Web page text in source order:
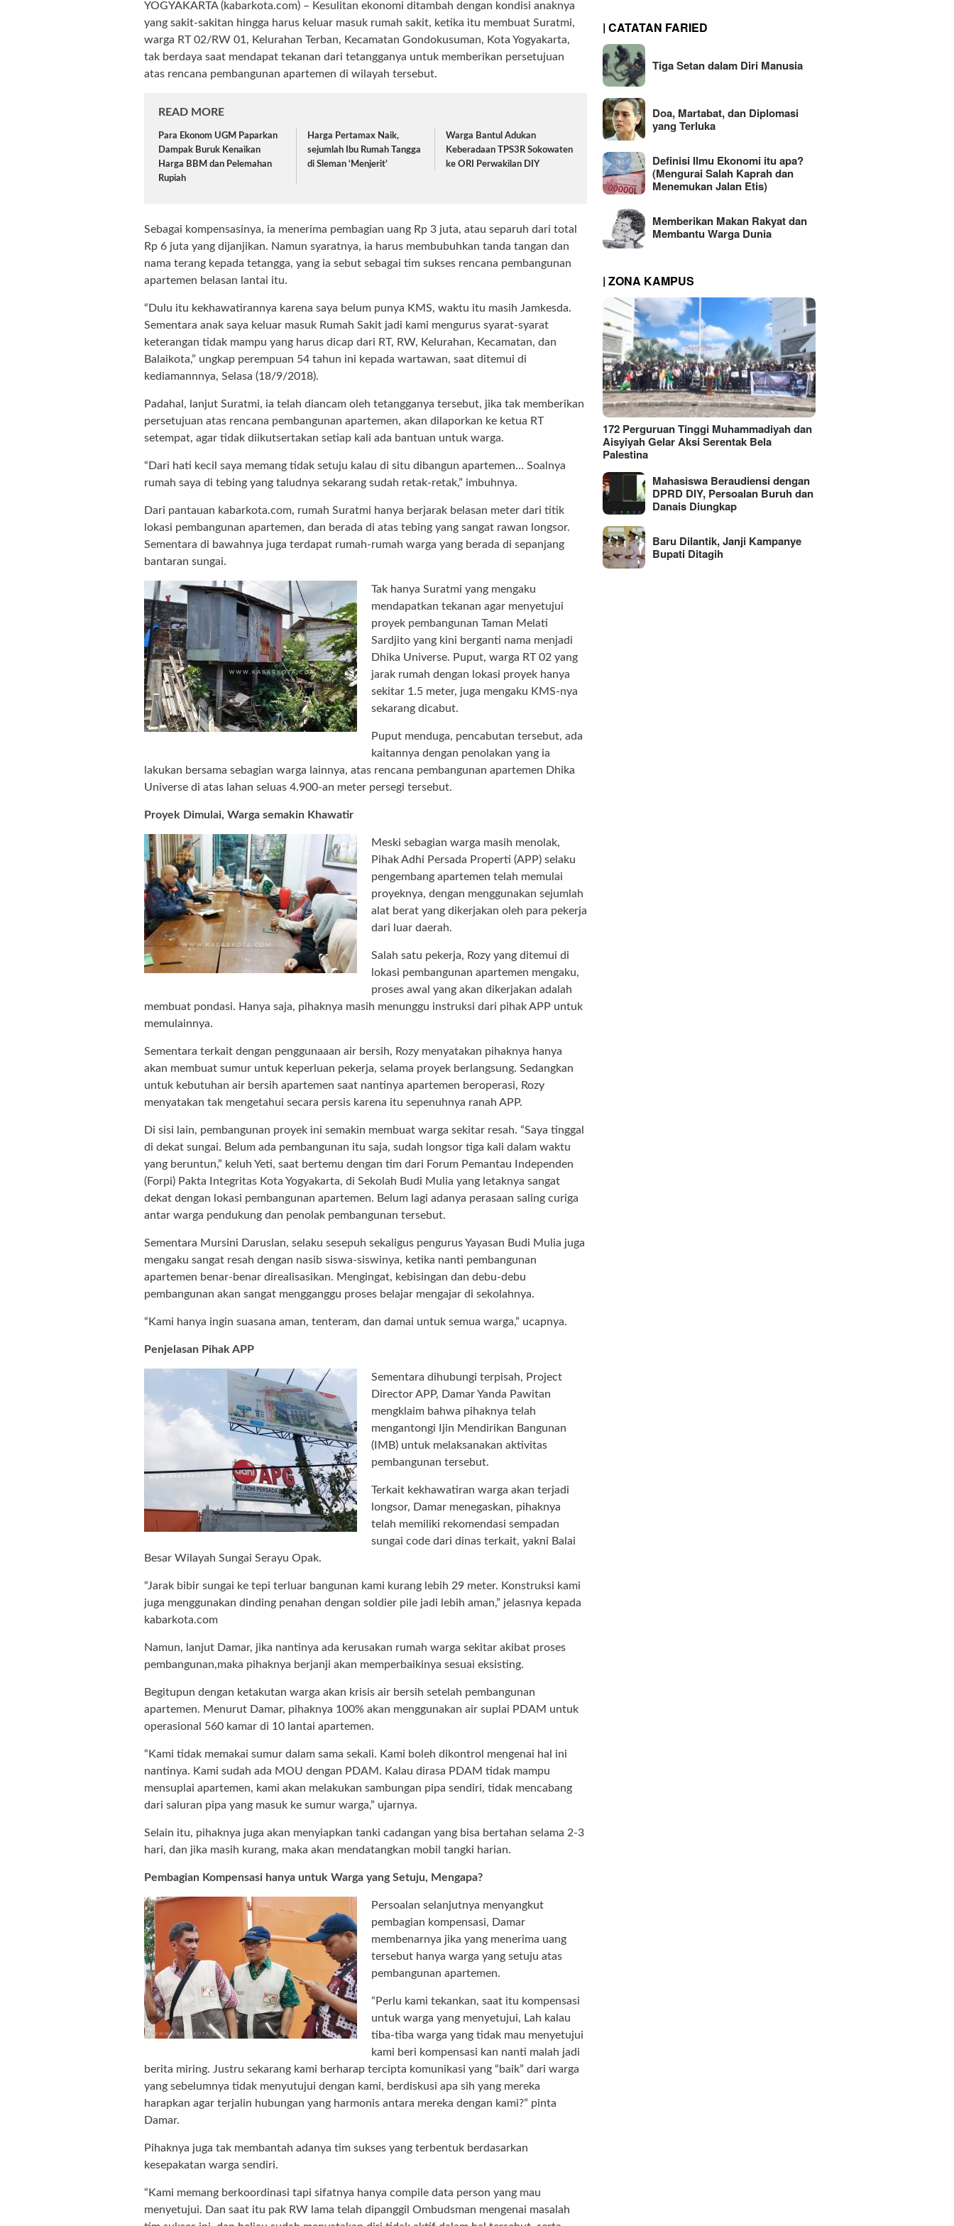
YOGYAKARTA (kabarkota.com) – Kesulitan ekonomi ditambah dengan kondisi anaknya
yang sakit-sakitan hingga harus keluar masuk rumah sakit, ketika itu membuat Suratmi,
warga RT 02/RW 01, Kelurahan Terban, Kecamatan Gondokusuman, Kota Yogyakarta,
tak berdaya saat mendapat tekanan dari tetangganya untuk memberikan persetujuan
atas rencana pembangunan apartemen di wilayah tersebut.
READ MORE
Para Ekonom UGM Paparkan
Dampak Buruk Kenaikan
Harga BBM dan Pelemahan
Rupiah
Harga Pertamax Naik,
sejumlah Ibu Rumah Tangga
di Sleman ‘Menjerit’
Warga Bantul Adukan
Keberadaan TPS3R Sokowaten
ke ORI Perwakilan DIY
Sebagai kompensasinya, ia menerima pembagian uang Rp 3 juta, atau separuh dari total
Rp 6 juta yang dijanjikan. Namun syaratnya, ia harus membubuhkan tanda tangan dan
nama terang kepada tetangga, yang ia sebut sebagai tim sukses rencana pembangunan
apartemen belasan lantai itu.
“Dulu itu kekhawatirannya karena saya belum punya KMS, waktu itu masih Jamkesda.
Sementara anak saya keluar masuk Rumah Sakit jadi kami mengurus syarat-syarat
keterangan tidak mampu yang harus dicap dari RT, RW, Kelurahan, Kecamatan, dan
Balaikota,” ungkap perempuan 54 tahun ini kepada wartawan, saat ditemui di
kediamannnya, Selasa (18/9/2018).
Padahal, lanjut Suratmi, ia telah diancam oleh tetangganya tersebut, jika tak memberikan
persetujuan atas rencana pembangunan apartemen, akan dilaporkan ke ketua RT
setempat, agar tidak diikutsertakan setiap kali ada bantuan untuk warga.
“Dari hati kecil saya memang tidak setuju kalau di situ dibangun apartemen… Soalnya
rumah saya di tebing yang taludnya sekarang sudah retak-retak,” imbuhnya.
Dari pantauan kabarkota.com, rumah Suratmi hanya berjarak belasan meter dari titik
lokasi pembangunan apartemen, dan berada di atas tebing yang sangat rawan longsor.
Sementara di bawahnya juga terdapat rumah-rumah warga yang berada di sepanjang
bantaran sungai.
Tak hanya Suratmi yang mengaku
mendapatkan tekanan agar menyetujui
proyek pembangunan Taman Melati
Sardjito yang kini berganti nama menjadi
Dhika Universe. Puput, warga RT 02 yang
jarak rumah dengan lokasi proyek hanya
sekitar 1.5 meter, juga mengaku KMS-nya
sekarang dicabut.
Puput menduga, pencabutan tersebut, ada
kaitannya dengan penolakan yang ia
lakukan bersama sebagian warga lainnya, atas rencana pembangunan apartemen Dhika
Universe di atas lahan seluas 4.900-an meter persegi tersebut.
Proyek Dimulai, Warga semakin Khawatir
Meski sebagian warga masih menolak,
Pihak Adhi Persada Properti (APP) selaku
pengembang apartemen telah memulai
proyeknya, dengan menggunakan sejumlah
alat berat yang dikerjakan oleh para pekerja
dari luar daerah.
Salah satu pekerja, Rozy yang ditemui di
lokasi pembangunan apartemen mengaku,
proses awal yang akan dikerjakan adalah
membuat pondasi. Hanya saja, pihaknya masih menunggu instruksi dari pihak APP untuk
memulainnya.
Sementara terkait dengan penggunaaan air bersih, Rozy menyatakan pihaknya hanya
akan membuat sumur untuk keperluan pekerja, selama proyek berlangsung. Sedangkan
untuk kebutuhan air bersih apartemen saat nantinya apartemen beroperasi, Rozy
menyatakan tak mengetahui secara persis karena itu sepenuhnya ranah APP.
Di sisi lain, pembangunan proyek ini semakin membuat warga sekitar resah. “Saya tinggal
di dekat sungai. Belum ada pembangunan itu saja, sudah longsor tiga kali dalam waktu
yang beruntun,” keluh Yeti, saat bertemu dengan tim dari Forum Pemantau Independen
(Forpi) Pakta Integritas Kota Yogyakarta, di Sekolah Budi Mulia yang letaknya sangat
dekat dengan lokasi pembangunan apartemen. Belum lagi adanya perasaan saling curiga
antar warga pendukung dan penolak pembangunan tersebut.
Sementara Mursini Daruslan, selaku sesepuh sekaligus pengurus Yayasan Budi Mulia juga
mengaku sangat resah dengan nasib siswa-siswinya, ketika nanti pembangunan
apartemen benar-benar direalisasikan. Mengingat, kebisingan dan debu-debu
pembangunan akan sangat mengganggu proses belajar mengajar di sekolahnya.
“Kami hanya ingin suasana aman, tenteram, dan damai untuk semua warga,” ucapnya.
Penjelasan Pihak APP
Sementara dihubungi terpisah, Project
Director APP, Damar Yanda Pawitan
mengklaim bahwa pihaknya telah
mengantongi Ijin Mendirikan Bangunan
(IMB) untuk melaksanakan aktivitas
pembangunan tersebut.
Terkait kekhawatiran warga akan terjadi
longsor, Damar menegaskan, pihaknya
telah memiliki rekomendasi sempadan
sungai code dari dinas terkait, yakni Balai
Besar Wilayah Sungai Serayu Opak.
“Jarak bibir sungai ke tepi terluar bangunan kami kurang lebih 29 meter. Konstruksi kami
juga menggunakan dinding penahan dengan soldier pile jadi lebih aman,” jelasnya kepada
kabarkota.com
Namun, lanjut Damar, jika nantinya ada kerusakan rumah warga sekitar akibat proses
pembangunan,maka pihaknya berjanji akan memperbaikinya sesuai eksisting.
Begitupun dengan ketakutan warga akan krisis air bersih setelah pembangunan
apartemen. Menurut Damar, pihaknya 100% akan menggunakan air suplai PDAM untuk
operasional 560 kamar di 10 lantai apartemen.
“Kami tidak memakai sumur dalam sama sekali. Kami boleh dikontrol mengenai hal ini
nantinya. Kami sudah ada MOU dengan PDAM. Kalau dirasa PDAM tidak mampu
mensuplai apartemen, kami akan melakukan sambungan pipa sendiri, tidak mencabang
dari saluran pipa yang masuk ke sumur warga,” ujarnya.
Selain itu, pihaknya juga akan menyiapkan tanki cadangan yang bisa bertahan selama 2-3
hari, dan jika masih kurang, maka akan mendatangkan mobil tangki harian.
Pembagian Kompensasi hanya untuk Warga yang Setuju, Mengapa?
Persoalan selanjutnya menyangkut
pembagian kompensasi, Damar
membenarnya jika yang menerima uang
tersebut hanya warga yang setuju atas
pembangunan apartemen.
“Perlu kami tekankan, saat itu kompensasi
untuk warga yang menyetujui, Lah kalau
tiba-tiba warga yang tidak mau menyetujui
kami beri kompensasi kan nanti malah jadi
berita miring. Justru sekarang kami berharap tercipta komunikasi yang “baik” dari warga
yang sebelumnya tidak menyutujui dengan kami, berdiskusi apa sih yang mereka
harapkan agar terjalin hubungan yang harmonis antara mereka dengan kami?” pinta
Damar.
Pihaknya juga tak membantah adanya tim sukses yang terbentuk berdasarkan
kesepakatan warga sendiri.
“Kami memang berkoordinasi tapi sifatnya hanya compile data person yang mau
menyetujui. Dan saat itu pak RW lama telah dipanggil Ombudsman mengenai masalah
| CATATAN FARIED
Tiga Setan dalam Diri Manusia
Doa, Martabat, dan Diplomasi
yang Terluka
Definisi Ilmu Ekonomi itu apa?
(Mengurai Salah Kaprah dan
Menemukan Jalan Etis)
Memberikan Makan Rakyat dan
Membantu Warga Dunia
| ZONA KAMPUS
172 Perguruan Tinggi Muhammadiyah dan
Aisyiyah Gelar Aksi Serentak Bela
Palestina
Mahasiswa Beraudiensi dengan
DPRD DIY, Persoalan Buruh dan
Danais Diungkap
Baru Dilantik, Janji Kampanye
Bupati Ditagih